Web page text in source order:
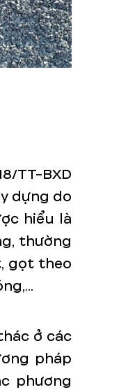
TT-BXD
dựng do
hiểu là
thường
gọt theo
ở các
pháp
phương